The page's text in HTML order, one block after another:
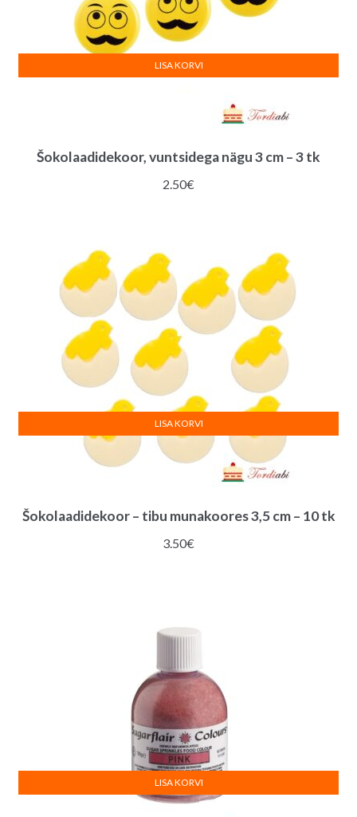
Šokolaadidekoor, vuntsidega nägu 3 cm – 3 tk
2.50€
LISA KORVI
Šokolaadidekoor – tibu munakoores 3,5 cm – 10 tk
3.50€
LISA KORVI
LISA KORVI